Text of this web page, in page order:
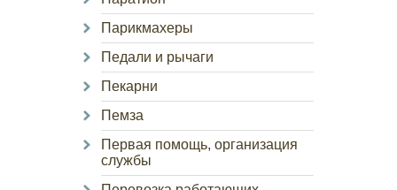
Парикмахеры
Педали и рычаги
Пекарни
Пемза
Первая помощь, организация
службы